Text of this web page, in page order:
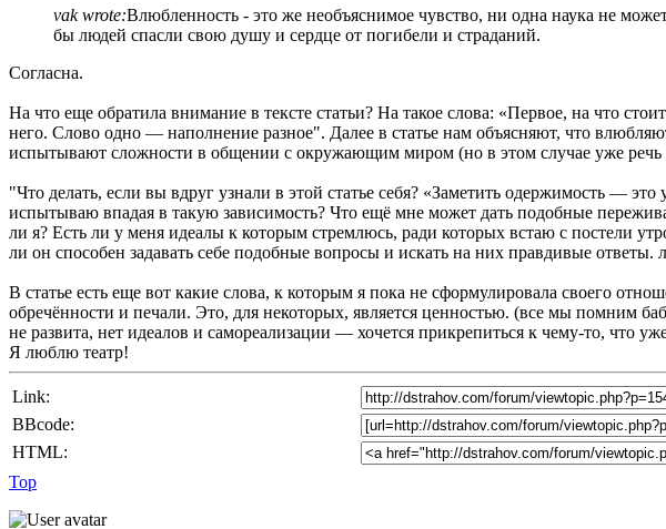
vak wrote:Влюбленность - это же необъяснимое чувство, ни одна наука не
бы людей спасли свою душу и сердце от погибели и страданий.
Согласна.
На что еще обратила внимание в тексте статьи? На такое слова: «Первое, на что
него. Слово одно — наполнение разное". Далее в статье нам объясняют, что
испытывают сложности в общении с окружающим миром (но в этом случае уже
"Что делать, если вы вдруг узнали в этой статье себя? «Заметить одержимость —
испытываю впадая в такую зависимость? Что ещё мне может дать подобные
ли я? Есть ли у меня идеалы к которым стремлюсь, ради которых встаю с постели
ли он способен задавать себе подобные вопросы и искать на них правдивые
В статье есть еще вот какие слова, к которым я пока не сформулировала своего
обречённости и печали. Это, для некоторых, является ценностью. (все мы помним
не развита, нет идеалов и самореализации — хочется прикрепиться к чему-то, что
Я люблю театр!
Link:
BBcode:
HTML:
Top